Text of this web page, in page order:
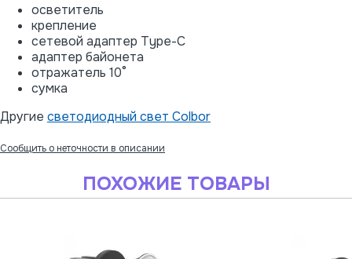
осветитель
крепление
сетевой адаптер Type-C
адаптер байонета
отражатель 10°
сумка
Другие светодиодный свет Colbor
Сообщить о неточности в описании
ПОХОЖИЕ ТОВАРЫ